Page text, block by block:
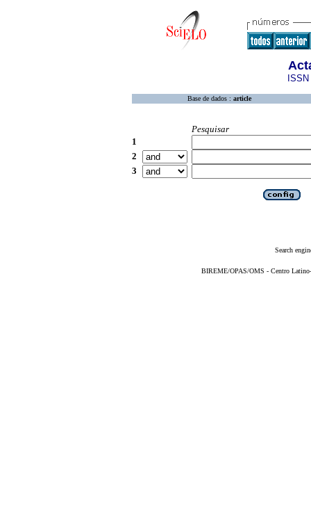
Base de dados : article
Pesquisar
1
2
3
Search
BIREME/OPAS/OMS - Centro Latino-